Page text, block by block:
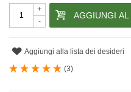
-
+
AGGIUNGI
Aggiungi alla lista dei desideri
(3)